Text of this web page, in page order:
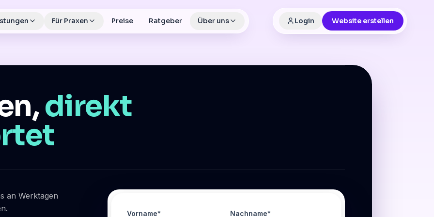
Für Praxen Preise Ratgeber Über uns Login Website erstellen
direkt
an Werktagen
Vorname* Nachname*